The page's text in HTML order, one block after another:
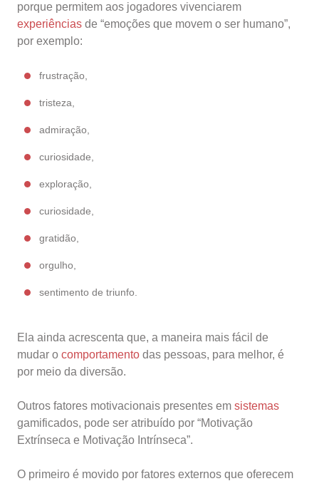
porque permitem aos jogadores vivenciarem
experiências de “emoções que movem o ser humano”,
por exemplo:
frustração,
tristeza,
admiração,
curiosidade,
exploração,
curiosidade,
gratidão,
orgulho,
sentimento de triunfo.
Ela ainda acrescenta que, a maneira mais fácil de
mudar o comportamento das pessoas, para melhor, é
por meio da diversão.
Outros fatores motivacionais presentes em sistemas
gamificados, pode ser atribuído por “Motivação
Extrínseca e Motivação Intrínseca”.
O primeiro é movido por fatores externos que oferecem